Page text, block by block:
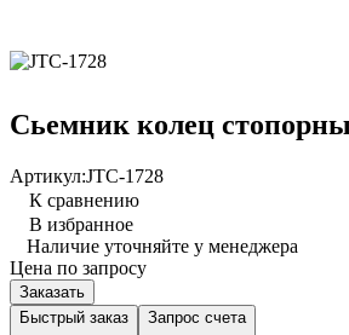
Сьемник колец
Артикул:JTC-1728
К сравнению
В избранное
Наличие уточняйте у менеджера
Цена по запросу
Заказать
Быстрый заказ
Запрос счета